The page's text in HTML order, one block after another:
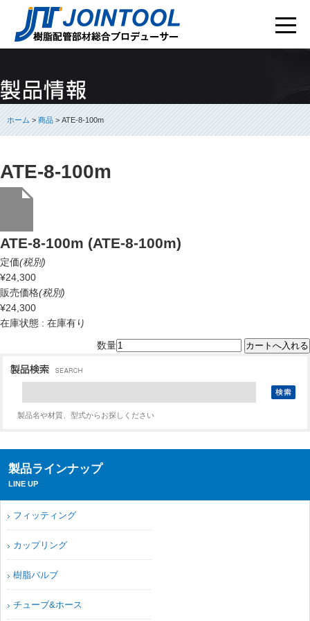
ホーム>商品> ATE-8-100m
ATE-8-100m
ATE-8-100m (ATE-8-100m)
定価(税別)
¥24,300
販売価格(税別)
¥24,300
在庫状態 : 在庫有り
数量
製品名や材質、型式からお探しください
製品ラインナップ
LINE UP
フィッティング
カップリング
樹脂バルブ
チューブ&ホース